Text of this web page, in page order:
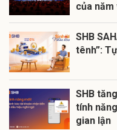
của năm
SHB
tênh”:
SHB
tính
gian lận